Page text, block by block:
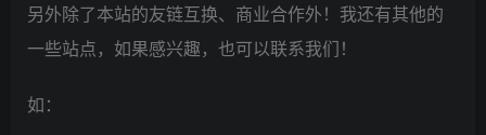
另外除了本站的友链互换、商业合作外！我还有其他的
一些站点，如果感兴趣，也可以联系我们！
如：